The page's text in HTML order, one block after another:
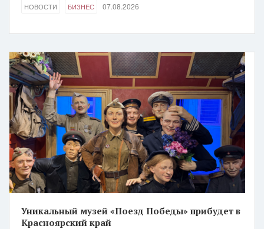
НОВОСТИ БИЗНЕС 07.08.2026
Уникальный музей «Поезд Победы» прибудет в
Красноярский край